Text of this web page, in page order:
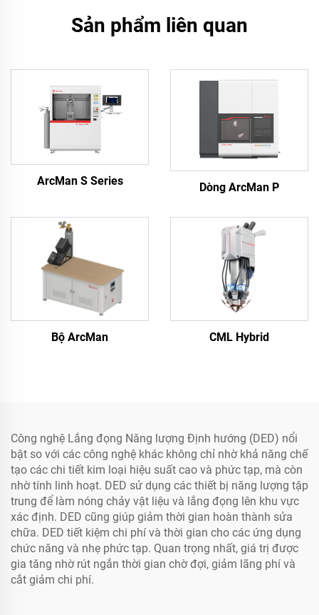
Sản phẩm liên quan
ArcMan S Series Dòng ArcMan P
Bộ ArcMan CML Hybrid
Công nghệ Lắng đọng Năng lượng Định hướng (DED) nổi
bật so với các công nghệ khác không chỉ nhờ khả năng chế
tạo các chi tiết kim loại hiệu suất cao và phức tạp, mà còn
nhờ tính linh hoạt. DED sử dụng các thiết bị năng lượng tập
trung để làm nóng chảy vật liệu và lắng đọng lên khu vực
xác định. DED cũng giúp giảm thời gian hoàn thành sửa
chữa. DED tiết kiệm chi phí và thời gian cho các ứng dụng
chức năng và nhẹ phức tạp. Quan trọng nhất, giá trị được
gia tăng nhờ rút ngắn thời gian chờ đợi, giảm lãng phí và
cắt giảm chi phí.